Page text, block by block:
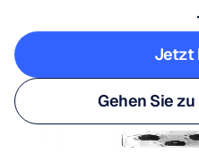
Jetzt
Jetzt
Gehen Sie
Gehen Sie